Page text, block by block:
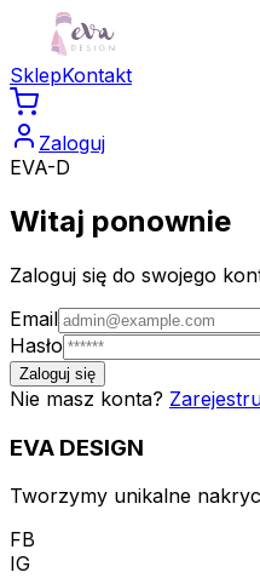
SklepKontakt
Zaloguj
EVA-D
Witaj ponownie
Zaloguj się do swojego
Email
Hasło
Zaloguj się
Nie masz konta?
EVA DESIGN
Tworzymy unikalne
FB
IG